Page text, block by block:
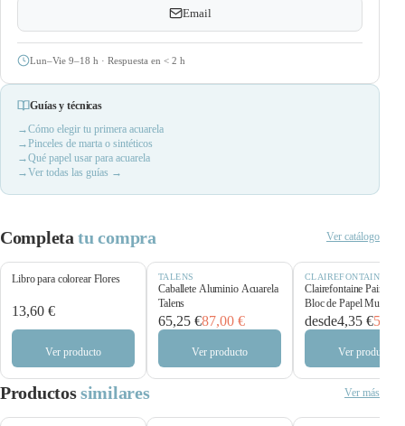
Email
Lun–Vie 9–18 h · Respuesta en < 2 h
Guías y técnicas
Cómo elegir tu primera acuarela
Pinceles de marta o sintéticos
Qué papel usar para acuarela
Ver todas las guías →
Completa tu compra Ver catálogo
Libro para colorear Flores
13,60 €
Ver producto
TALENS
Caballete Aluminio Acuarela
Talens
65,25 €87,00 €
Ver producto
CLAIREFONTAINE
Clairefontaine
Bloc de Papel
250 g/m²
desde4,35 €5,80
Ver producto
Productos similares Ver más